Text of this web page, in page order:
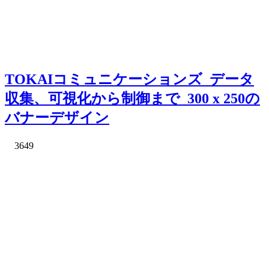
TOKAIコミュニケーションズ_データ
収集、可視化から制御まで_300 x 250の
バナーデザイン
3649